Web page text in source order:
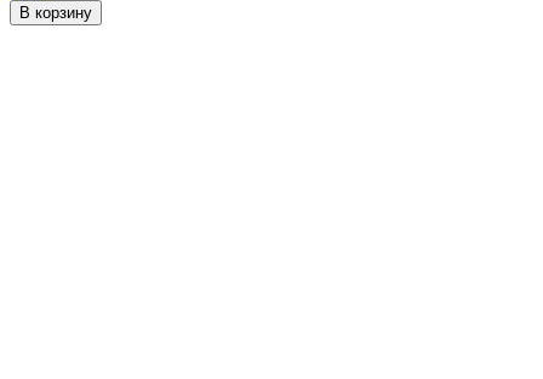
В корзину